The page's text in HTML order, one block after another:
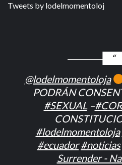
Tweets by lodelmomentoloj
@lodelmomentoloja
PODRÁN
#SEXUAL–
#lodelmomentoloja
#ecuador #noticias
Surrender -